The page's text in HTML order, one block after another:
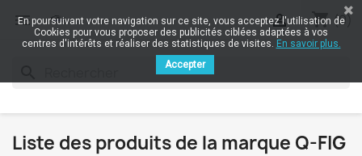
 shopping_cart (0)

Liste des produits de la marque Q-FIG
En poursuivant votre navigation sur ce site, vous acceptez l'utilisation de
Cookies pour vous proposer des publicités ciblées adaptées à vos
centres d'intérêts et réaliser des statistiques de visites. En savoir plus.
Accepter